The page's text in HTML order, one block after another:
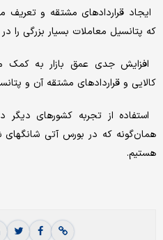
ایجاد قراردادهای مشتقه و
که پتانسیل معاملات بسیار بزرگی را در
افزایش جدی عمق بازار به کمک
کالایی و قراردادهای مشتقه آن و
استفاده از تجربه کشورهای دیگر
همان‌گونه که در بورس آتی
هستیم.